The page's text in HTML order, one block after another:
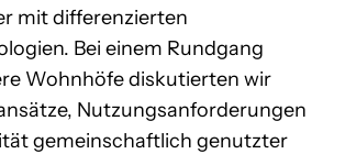
mit differenzierten
Bei einem Rundgang
Wohnhöfe diskutierten wir
Nutzungsanforderungen
gemeinschaftlich genutzter